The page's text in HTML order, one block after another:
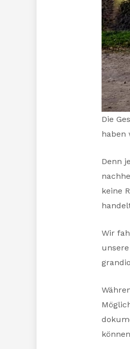
Die
haben
Denn
keine
Wir